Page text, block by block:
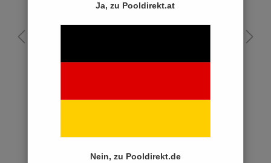
Ja, zu Pooldirekt.at
Nein, zu Pooldirekt.de